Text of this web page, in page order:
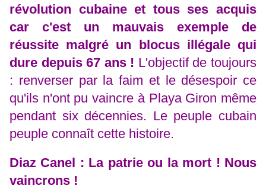
révolution cubaine et tous ses acquis
car c'est un mauvais exemple de
réussite malgré un blocus illégale qui
dure depuis 67 ans ! L'objectif de toujours
: renverser par la faim et le désespoir ce
qu'ils n'ont pu vaincre à Playa Giron même
pendant six décennies. Le peuple cubain
peuple connaît cette histoire.
Diaz Canel : La patrie ou la mort ! Nous
vaincrons !